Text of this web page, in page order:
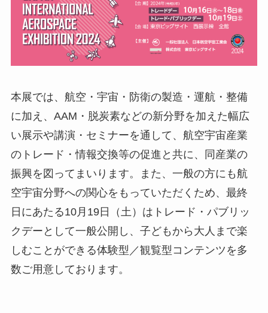
本展では、航空・宇宙・防衛の製造・運航・整備
に加え、AAM・脱炭素などの新分野を加えた幅広
い展示や講演・セミナーを通して、航空宇宙産業
のトレード・情報交換等の促進と共に、同産業の
振興を図ってまいります。また、一般の方にも航
空宇宙分野への関心をもっていただくため、最終
日にあたる10月19日（土）はトレード・パブリッ
クデーとして一般公開し、子どもから大人まで楽
しむことができる体験型／観覧型コンテンツを多
数ご用意しております。